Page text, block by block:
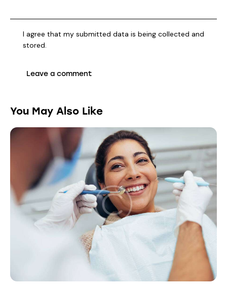
I agree that my submitted data is being collected and
stored.
You May Also Like